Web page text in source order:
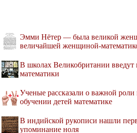
Эмми Нётер — была великой
величайшей женщиной-
В школах Великобритании введут
математики
Ученые рассказали о важной роли
обучении детей математике
В индийской рукописи нашли
упоминание ноля